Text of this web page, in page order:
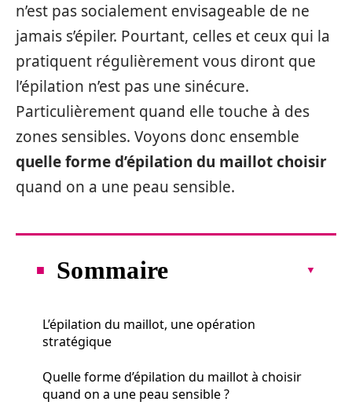
n’est pas socialement envisageable de ne
jamais s’épiler. Pourtant, celles et ceux qui la
pratiquent régulièrement vous diront que
l’épilation n’est pas une sinécure.
Particulièrement quand elle touche à des
zones sensibles. Voyons donc ensemble
quelle forme d’épilation du maillot choisir
quand on a une peau sensible.
Sommaire
L’épilation du maillot, une opération
stratégique
Quelle forme d’épilation du maillot à choisir
quand on a une peau sensible ?